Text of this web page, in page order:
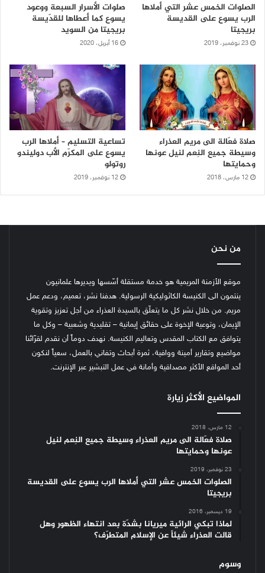
الصلوات الخمس عشر التي أملاها
الرب يسوع على القديسة
بريجيتا
23 نوفمبر، 2019
صلوات الأسرار السبعة ووعود
يسوع كما أعطاها للقدّيسة
بريجيتا من السويد
16 أبريل، 2020
صلاة فعّالة الى مريم العذراء
وسيطة جميع النِعم لنيل عونها
وحمايتها
12 مارس، 2018
تساعية التسليم – أملاها الرب
يسوع على المكرّم الأب دوليندو
روتولو
12 نوفمبر، 2019
من نحن
موقع الأزمنة المريمية هو خدمة مستقلة أسّسها ويديرها علمانيون
ينتمون الى الكنيسة الكاثوليكية الرسولية. هدفنا نشر، تعميم، ودعم عمل
مريم. من خلال نشر كل ما يتعلّق بالسيدة العذراء من أجل تعزيز وتقوية
الإيمان، وتوعية الإخوة على حقائق إيمانية – تقليدية وشعبية – وكل ما
يتوافق مع الكتاب المقدس وتعاليم الكنيسة. نهدف دوماً أن نقدم لقرّائنا
مواضيع وتقارير أمينة ووافية، ثمرة أبحاث وتفاني بالعمل، سعياً لنكون
أحد المواقع الأكثر مصداقية وأمانة في عمل التبشير عبر الإنترنت.
المواضيع الأكثر زيارة
12 مارس، 2018
صلاة فعّالة الى مريم العذراء وسيطة جميع النِعم لنيل
عونها وحمايتها
23 نوفمبر، 2019
الصلوات الخمس عشر التي أملاها الرب يسوع على القديسة
بريجيتا
19 ديسمبر، 2016
لماذا تبكي الرائية ميريانا بشدّة بعد انتهاء الظهور وهل
قالت العذراء شيئاً عن الإسلام المتطرّف؟
وسوم